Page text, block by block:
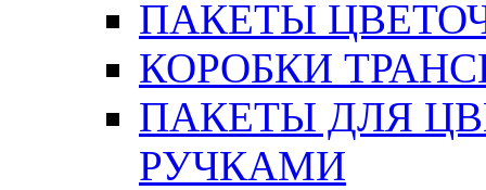
ПАКЕТЫ
КОРОБКИ
ПАКЕТЫ ДЛЯ
РУЧКАМИ